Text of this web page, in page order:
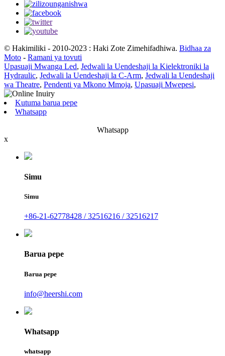
© Hakimiliki - 2010-2023 : Haki Zote Zimehifadhiwa. Bidhaa za
Moto - Ramani ya tovuti
Upasuaji Mwanga Led, Jedwali la Uendeshaji la Kielektroniki la
Hydraulic, Jedwali la Uendeshaji la C-Arm, Jedwali la Uendeshaji
wa Theatre, Pendenti ya Mkono Mmoja, Upasuaji Mwepesi,
Kutuma barua pepe
Whatsapp
Whatsapp
x
Simu
Simu
+86-21-62778428 / 32516216 / 32516217
Barua pepe
Barua pepe
info@heershi.com
Whatsapp
whatsapp